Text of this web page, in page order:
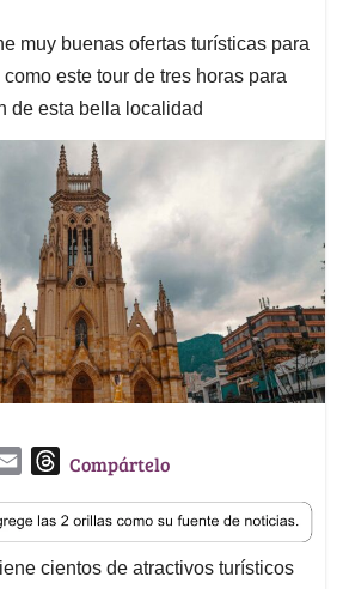
muy buenas ofertas turísticas para
este tour de tres horas para
de esta bella localidad
a
i
l
T
r
e
a
Compártelo
cientos de atractivos turísticos